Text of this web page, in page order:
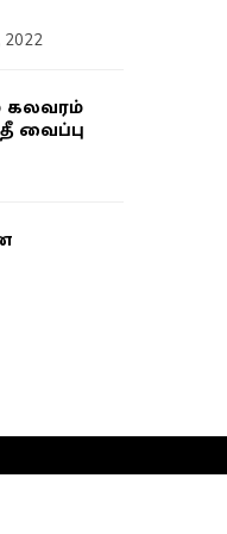
2022
கலவரம்
வைப்பு